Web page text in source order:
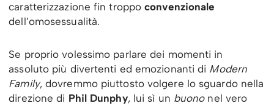
caratterizzazione fin troppoconvenzionale
dell’omosessualità.
Se proprio volessimo parlare dei momenti in
assoluto più divertenti ed emozionanti di Modern
Family, dovremmo piuttosto volgere lo sguardo nella
direzione di Phil Dunphy, lui sì un buono nel vero